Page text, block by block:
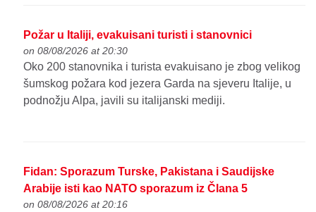
Požar u Italiji, evakuisani turisti i stanovnici
on 08/08/2026 at 20:30
Oko 200 stanovnika i turista evakuisano je zbog velikog
šumskog požara kod jezera Garda na sjeveru Italije, u
podnožju Alpa, javili su italijanski mediji.
Fidan: Sporazum Turske, Pakistana i Saudijske
Arabije isti kao NATO sporazum iz Člana 5
on 08/08/2026 at 20:16